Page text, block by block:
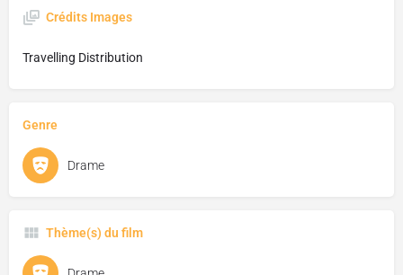
Crédits Images
Travelling Distribution
Genre
Drame
Thème(s) du film